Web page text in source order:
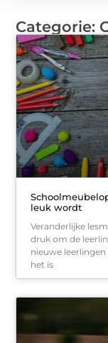
Categorie:
leuk wordt
Veranderlijke
druk om de
nieuwe
het is